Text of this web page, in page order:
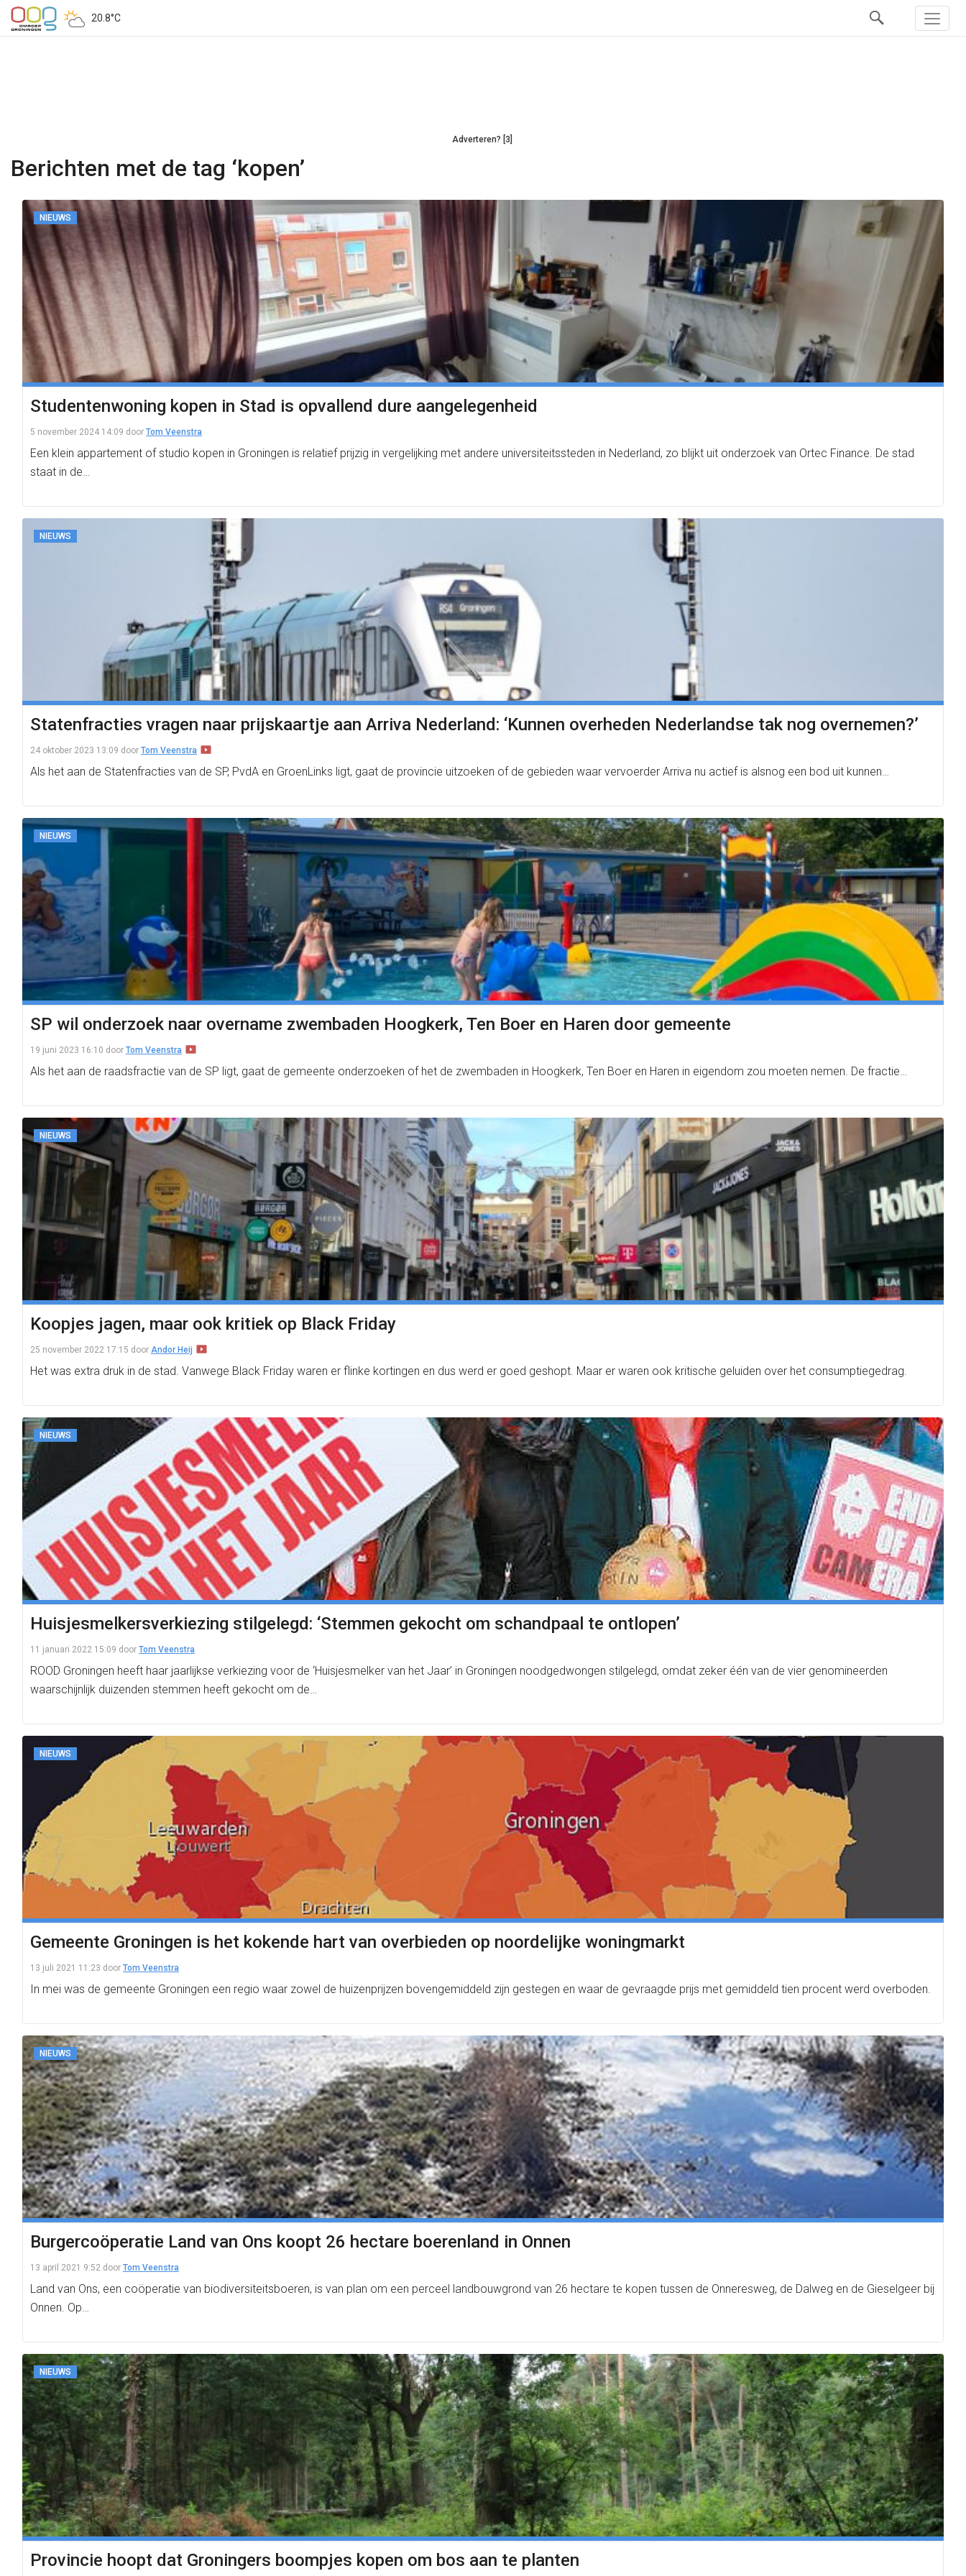
20.8°C
Adverteren? [3]
Berichten met de tag ‘kopen’
NIEUWS
Studentenwoning kopen in Stad is opvallend dure aangelegenheid
5 november 2024 14:09 door Tom Veenstra
Een klein appartement of studio kopen in Groningen is relatief prijzig in vergelijking met andere universiteitssteden in Nederland, zo blijkt uit onderzoek van Ortec Finance. De stad
staat in de…
NIEUWS
Statenfracties vragen naar prijskaartje aan Arriva Nederland: ‘Kunnen overheden Nederlandse tak nog overnemen?’
24 oktober 2023 13:09 door Tom Veenstra
Als het aan de Statenfracties van de SP, PvdA en GroenLinks ligt, gaat de provincie uitzoeken of de gebieden waar vervoerder Arriva nu actief is alsnog een bod uit kunnen…
NIEUWS
SP wil onderzoek naar overname zwembaden Hoogkerk, Ten Boer en Haren door gemeente
19 juni 2023 16:10 door Tom Veenstra
Als het aan de raadsfractie van de SP ligt, gaat de gemeente onderzoeken of het de zwembaden in Hoogkerk, Ten Boer en Haren in eigendom zou moeten nemen. De fractie…
NIEUWS
Koopjes jagen, maar ook kritiek op Black Friday
25 november 2022 17:15 door Andor Heij
Het was extra druk in de stad. Vanwege Black Friday waren er flinke kortingen en dus werd er goed geshopt. Maar er waren ook kritische geluiden over het consumptiegedrag.
NIEUWS
Huisjesmelkersverkiezing stilgelegd: ‘Stemmen gekocht om schandpaal te ontlopen’
11 januari 2022 15:09 door Tom Veenstra
ROOD Groningen heeft haar jaarlijkse verkiezing voor de ‘Huisjesmelker van het Jaar’ in Groningen noodgedwongen stilgelegd, omdat zeker één van de vier genomineerden
waarschijnlijk duizenden stemmen heeft gekocht om de…
NIEUWS
Gemeente Groningen is het kokende hart van overbieden op noordelijke woningmarkt
13 juli 2021 11:23 door Tom Veenstra
In mei was de gemeente Groningen een regio waar zowel de huizenprijzen bovengemiddeld zijn gestegen en waar de gevraagde prijs met gemiddeld tien procent werd overboden.
NIEUWS
Burgercoöperatie Land van Ons koopt 26 hectare boerenland in Onnen
13 april 2021 9:52 door Tom Veenstra
Land van Ons, een coöperatie van biodiversiteitsboeren, is van plan om een perceel landbouwgrond van 26 hectare te kopen tussen de Onneresweg, de Dalweg en de Gieselgeer bij
Onnen. Op…
NIEUWS
Provincie hoopt dat Groningers boompjes kopen om bos aan te planten